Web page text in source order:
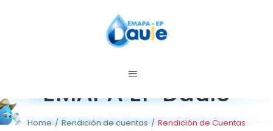
EMAPA EP Daule
Home / Rendición de cuentas / Rendición de Cuentas